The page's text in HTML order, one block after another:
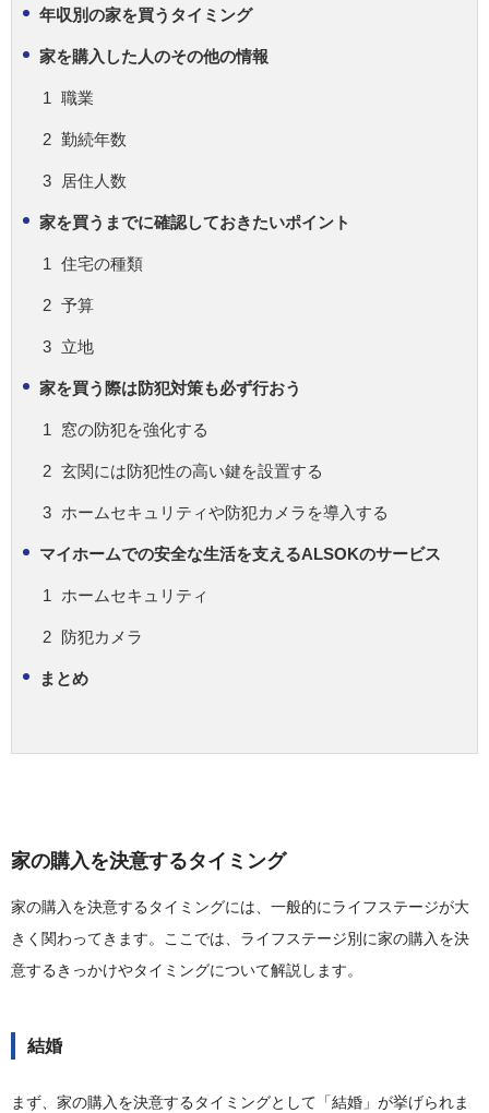
年収別の家を買うタイミング
家を購入した人のその他の情報
職業
勤続年数
居住人数
家を買うまでに確認しておきたいポイント
住宅の種類
予算
立地
家を買う際は防犯対策も必ず行おう
窓の防犯を強化する
玄関には防犯性の高い鍵を設置する
ホームセキュリティや防犯カメラを導入する
マイホームでの安全な生活を支えるALSOKのサービス
ホームセキュリティ
防犯カメラ
まとめ
家の購入を決意するタイミング
家の購入を決意するタイミングには、一般的にライフステージが大
きく関わってきます。ここでは、ライフステージ別に家の購入を決
意するきっかけやタイミングについて解説します。
結婚
まず、家の購入を決意するタイミングとして「結婚」が挙げられま